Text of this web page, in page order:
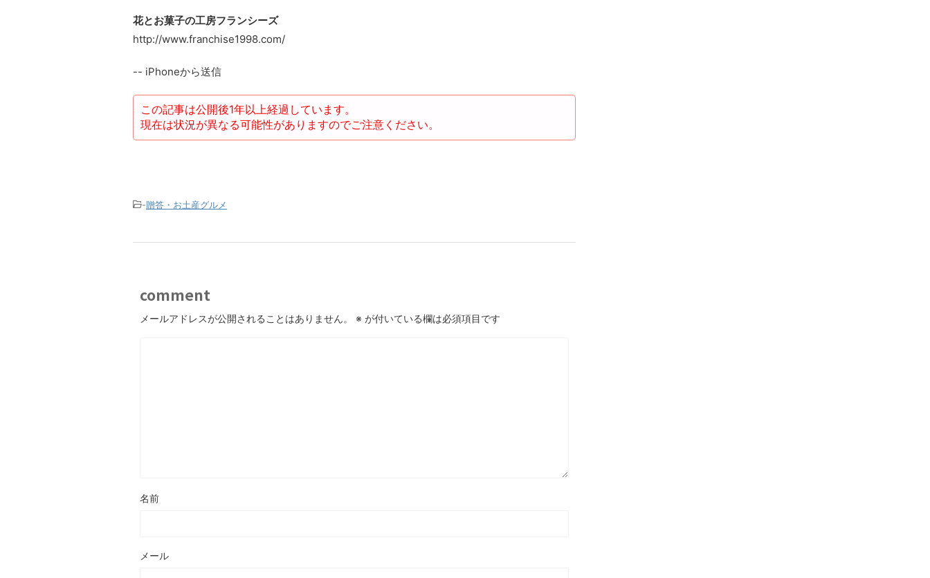
花とお菓子の工房フランシーズ
http://www.franchise1998.com/
-- iPhoneから送信
この記事は公開後1年以上経過しています。
現在は状況が異なる可能性がありますのでご注意ください。
-贈答・お土産グルメ
comment
メールアドレスが公開されることはありません。 ※ が付いている欄は必須項目です
名前
メール